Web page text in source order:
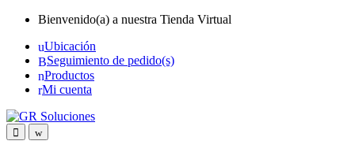
Skip
navigation
Skip
content
Bienvenido(a) a nuestra Tienda Virtual
Ubicación
Seguimiento de pedido(s)
Productos
Mi cuenta